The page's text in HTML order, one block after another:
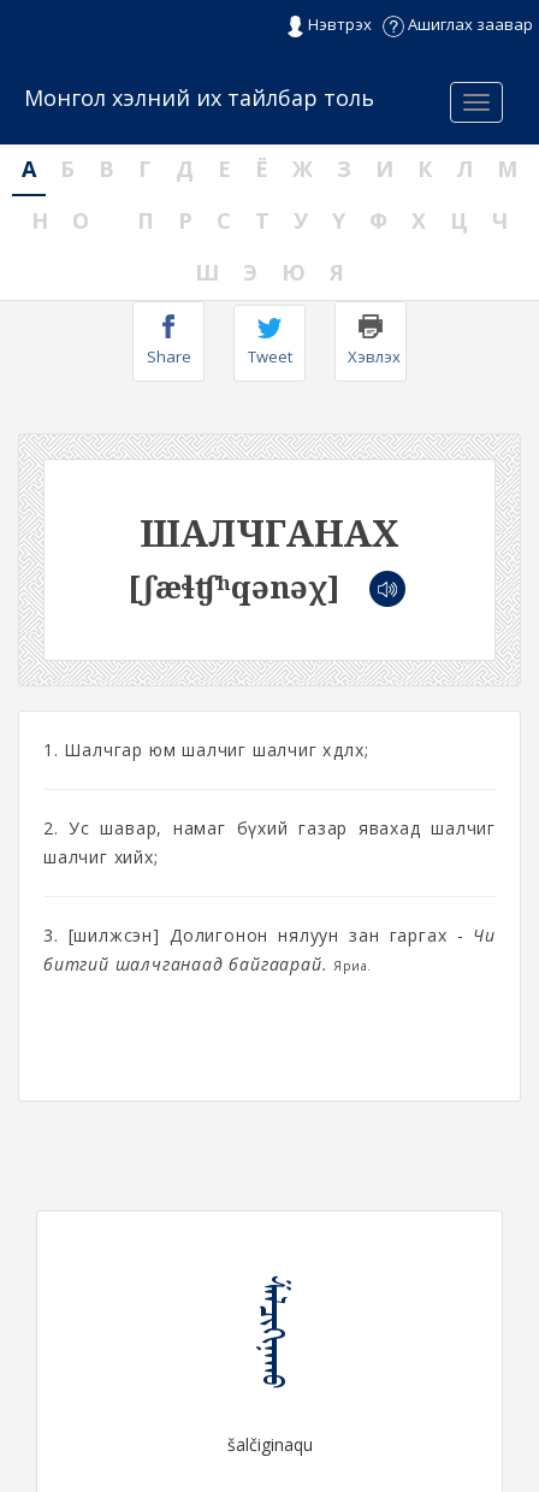
Нэвтрэх Ашиглах заавар
Menu
Монгол хэлний их тайлбар толь
А Б В Г Д Е Ё Ж З И К Л
М
Н
О П Р С Т У Ү Ф Х Ц
Ч
Ш
Э Ю Я
Share Tweet Хэвлэх
ШАЛЧГАНАХ
[ʃæɬʧʰqənəχ]
1. Шалчгар юм шалчиг шалчиг хөдлөх;
2. Ус шавар, намаг бүхий газар явахад шалчиг
шалчиг хийх;
3. [шилжсэн] Долигонон нялуун зан гаргах - Чи
битгий шалчганаад байгаарай. Яриа.
ᠱᠠᠯᠴᠢᠭᠢᠨᠠᠬᠤ
šalčiginaqu